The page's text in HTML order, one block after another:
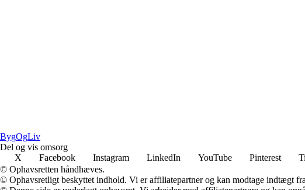
BygOgLiv
Del og vis omsorg
X
Facebook Instagram LinkedIn YouTube Pinterest
© Ophavsretten håndhæves.
© Ophavsretligt beskyttet indhold. Vi er affiliatepartner og kan modtage indtægt